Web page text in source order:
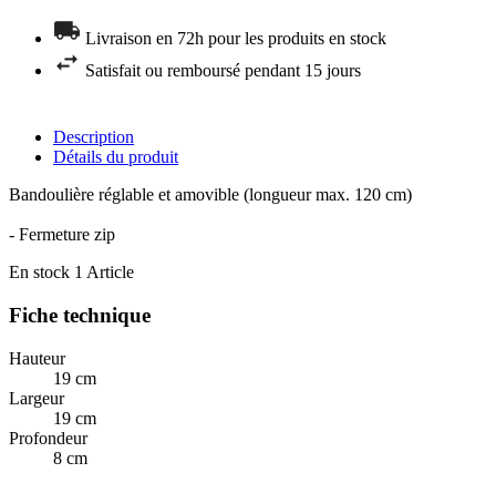
Livraison en 72h pour les produits en stock
Satisfait ou remboursé pendant 15 jours
Description
Détails du produit
Bandoulière réglable et amovible (longueur max. 120 cm)
- Fermeture zip
En stock 1 Article
Fiche technique
Hauteur
19 cm
Largeur
19 cm
Profondeur
8 cm